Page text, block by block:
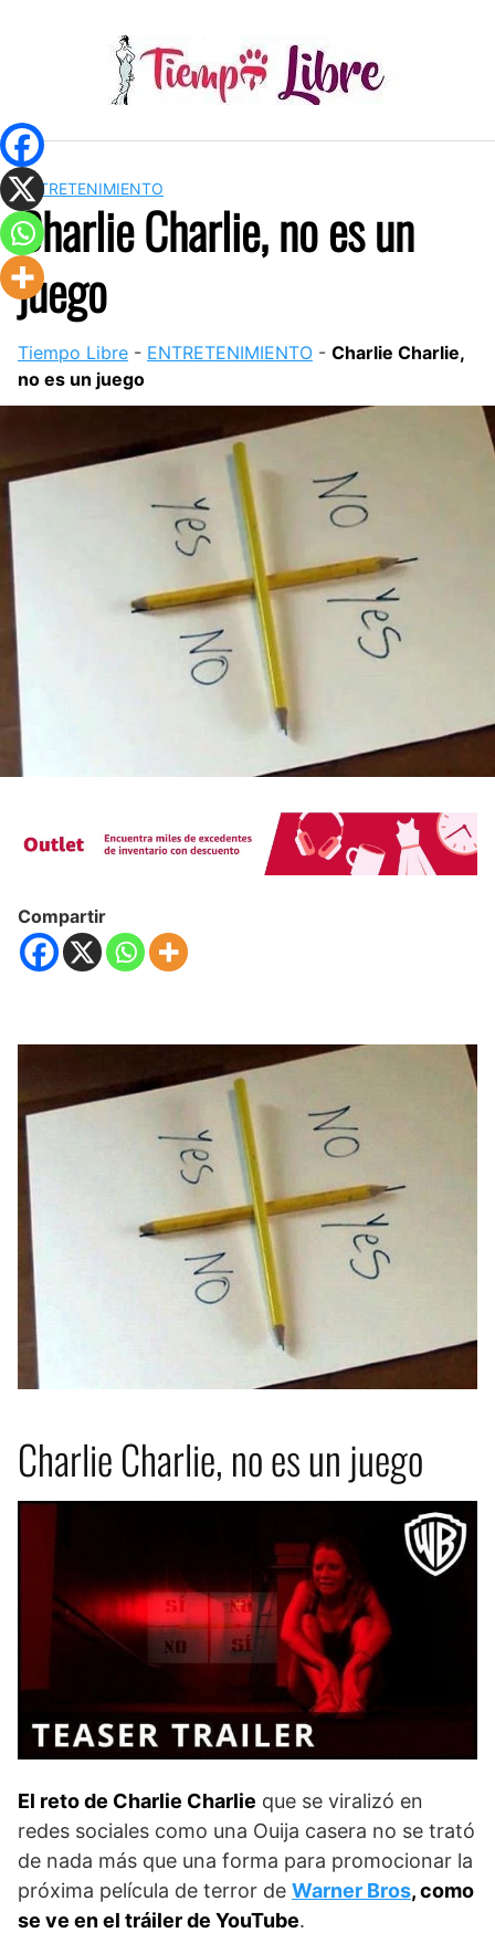
ENTRETENIMIENTO
Charlie Charlie, no es un
juego
Tiempo Libre - ENTRETENIMIENTO - Charlie Charlie,
no es un juego
Compartir
Charlie Charlie, no es un juego
El reto de Charlie Charlie que se viralizó en
redes sociales como una Ouija casera no se trató
de nada más que una forma para promocionar la
próxima película de terror de Warner Bros, como
se ve en el tráiler de YouTube.